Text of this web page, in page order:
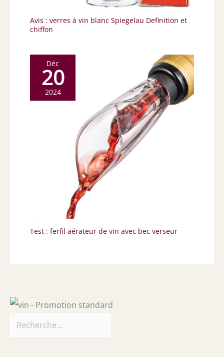
Avis : verres à vin blanc Spiegelau Definition et
chiffon
Déc
20
2024
Test : ferfil aérateur de vin avec bec verseur